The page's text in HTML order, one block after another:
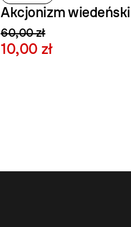
Akcjonizm wiedeński
60,00 zł
10,00 zł